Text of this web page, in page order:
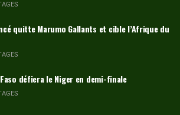
quitte Marumo Gallants et cible l’Afrique du
défiera le Niger en demi-finale